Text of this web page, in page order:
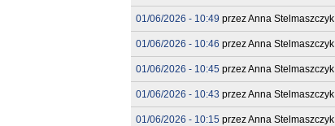
01/06/2026 - 10:49 przezAnna Stelmaszczyk
01/06/2026 - 10:46 przezAnna Stelmaszczyk
01/06/2026 - 10:45przezAnna Stelmaszczyk
01/06/2026 - 10:43 przezAnna Stelmaszczyk
01/06/2026 - 10:15przezAnna Stelmaszczyk